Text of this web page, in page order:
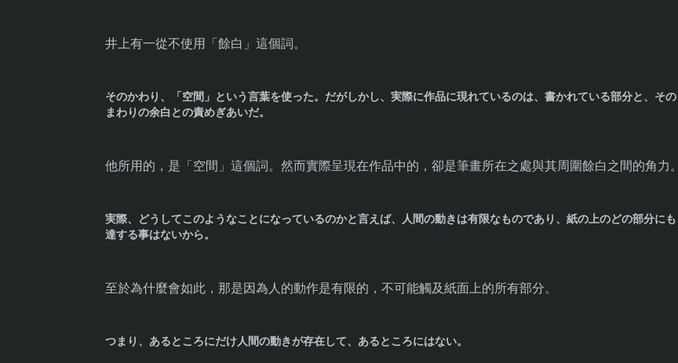
井上有一從不使用「餘白」這個詞。
そのかわり、「空間」という言葉を使った。だがしかし、実際に作品に現れているのは、書かれている部分と、その
まわりの余白との責めぎあいだ。
他所用的，是「空間」這個詞。然而實際呈現在作品中的，卻是筆畫所在之處與其周圍餘白之間的角力。
実際、どうしてこのようなことになっているのかと言えば、人間の動きは有限なものであり、紙の上のどの部分にも
達する事はないから。
至於為什麼會如此，那是因為人的動作是有限的，不可能觸及紙面上的所有部分。
つまり、あるところにだけ人間の動きが存在して、あるところにはない。